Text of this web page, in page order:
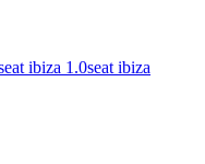
ibiza 1.0seat ibiza